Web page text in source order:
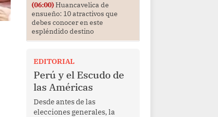
(06:00)Huancavelica de
ensueño: 10 atractivos que
debes conocer en este
espléndido destino
EDITORIAL
Perú y el Escudo de
las Américas
Desde antes de las
elecciones generales, la